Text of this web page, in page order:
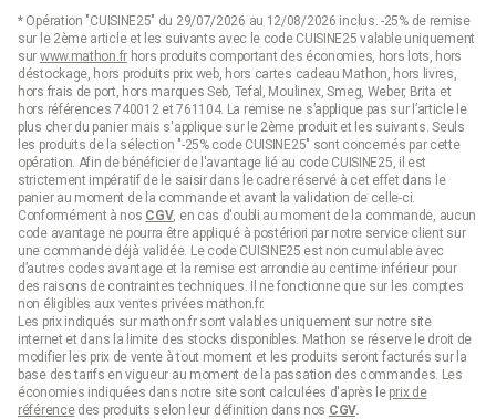
* Opération "CUISINE25" du 29/07/2026 au 12/08/2026 inclus. -25% de remise
sur le 2ème article et les suivants avec le code CUISINE25 valable uniquement
sur www.mathon.frhors produits comportant des économies, hors lots, hors
déstockage, hors produits prix web, hors cartes cadeau Mathon, hors livres,
hors frais de port, hors marques Seb, Tefal, Moulinex, Smeg, Weber, Brita et
hors références 740012 et 761104. La remise ne s’applique pas sur l’article le
plus cher du panier mais s'applique sur le 2ème produit et les suivants. Seuls
les produits de la sélection "-25% code CUISINE25" sont concernés par cette
opération. Afin de bénéficier de l'avantage lié au code CUISINE25, il est
strictement impératif de le saisir dans le cadre réservé à cet effet dans le
panier au moment de la commande et avant la validation de celle-ci.
Conformément à nos CGV, en cas d'oubli au moment de la commande, aucun
code avantage ne pourra être appliqué à postériori par notre service client sur
une commande déjà validée. Le code CUISINE25 est non cumulable avec
d’autres codes avantage et la remise est arrondie au centime inférieur pour
des raisons de contraintes techniques. Il ne fonctionne que sur les comptes
non éligibles aux ventes privées mathon.fr.
Les prix indiqués sur mathon.fr sont valables uniquement sur notre site
internet et dans la limite des stocks disponibles. Mathon se réserve le droit de
modifier les prix de vente à tout moment et les produits seront facturés sur la
base des tarifs en vigueur au moment de la passation des commandes. Les
économies indiquées dans notre site sont calculées d'après le prix de
référencedes produits selon leur définition dans nos CGV.